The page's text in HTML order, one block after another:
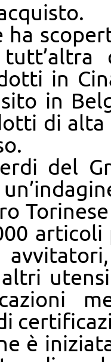
ha
in
in
di alta
del
articoli
è